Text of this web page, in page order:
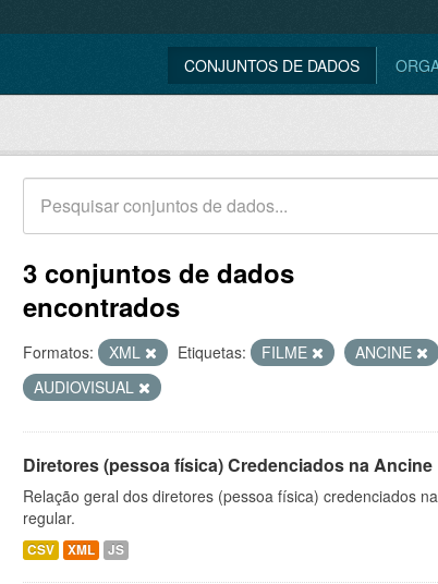
CONJUNTOS DE DADOS
3 conjuntos de dados
encontrados
Formatos: XML Etiquetas: FILME ANCINE
AUDIOVISUAL
Diretores (pessoa física) Credenciados na Ancine
Relação geral dos diretores (pessoa física) credenciados
regular.
CSV XML JS